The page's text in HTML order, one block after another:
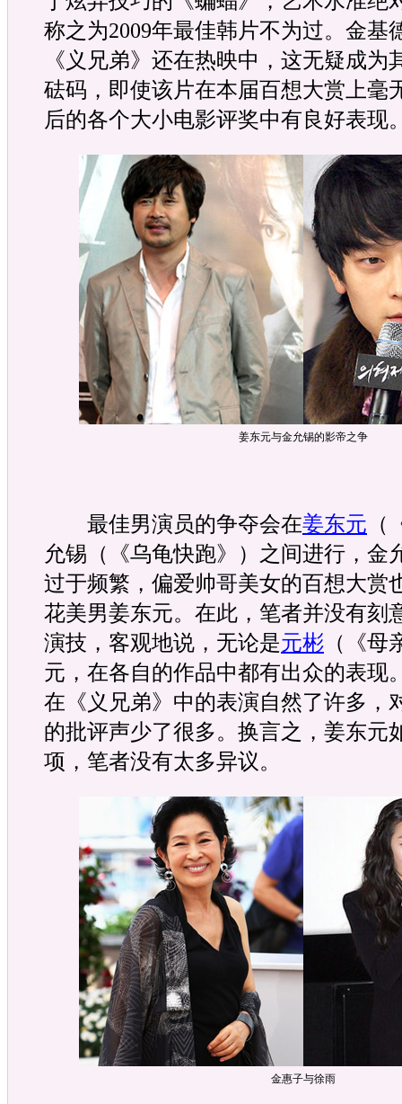
称之为2009年最佳韩片不为过。金基
《义兄弟》还在热映中，这无疑成为
砝码，即使该片在本届百想大赏上毫
后的各个大小电影评奖中有良好表现
姜东元与金允锡的影帝之争
最佳男演员的争夺会在姜东元
允锡（《乌龟快跑》）之间进行，金
过于频繁，偏爱帅哥美女的百想大赏
花美男姜东元。在此，笔者并没有刻
演技，客观地说，无论是元彬 （《
元，在各自的作品中都有出众的表现
在《义兄弟》中的表演自然了许多，
的批评声少了很多。换言之，姜东元
项，笔者没有太多异议。
金惠子与徐雨